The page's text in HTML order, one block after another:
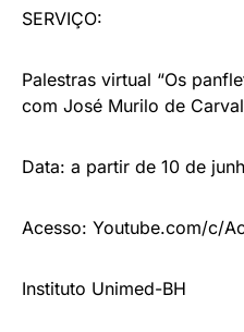
SERVIÇO:
Palestras virtual “Os
com José Murilo de
Data: a partir de 10 de
Acesso: Youtube.com/c/
Instituto Unimed-BH